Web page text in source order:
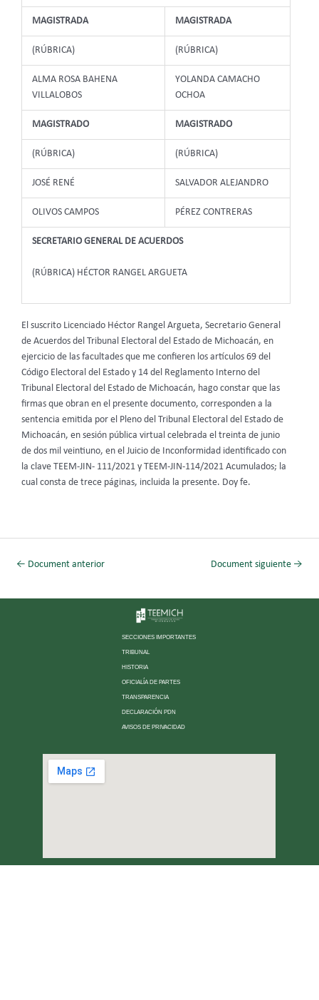
MAGISTRADA MAGISTRADA
(RÚBRICA) (RÚBRICA)
ALMA ROSA BAHENA
VILLALOBOS
YOLANDA CAMACHO
OCHOA
MAGISTRADO MAGISTRADO
(RÚBRICA) (RÚBRICA)
JOSÉ RENÉ SALVADOR ALEJANDRO
OLIVOS CAMPOS PÉREZ CONTRERAS
SECRETARIO GENERAL DE ACUERDOS
(RÚBRICA) HÉCTOR RANGEL ARGUETA
El suscrito Licenciado Héctor Rangel Argueta, Secretario General
de Acuerdos del Tribunal Electoral del Estado de Michoacán, en
ejercicio de las facultades que me confieren los artículos 69 del
Código Electoral del Estado y 14 del Reglamento Interno del
Tribunal Electoral del Estado de Michoacán, hago constar que las
firmas que obran en el presente documento, corresponden a la
sentencia emitida por el Pleno del Tribunal Electoral del Estado de
Michoacán, en sesión pública virtual celebrada el treinta de junio
de dos mil veintiuno, en el Juicio de Inconformidad identificado con
la clave TEEM-JIN- 111/2021 y TEEM-JIN-114/2021 Acumulados; la
cual consta de trece páginas, incluida la presente. Doy fe.
← Document anterior Document siguiente →
SECCIONES IMPORTANTES
TRIBUNAL
HISTORIA
OFICIALÍA DE PARTES
TRANSPARENCIA
DECLARACIÓN PDN
AVISOS DE PRIVACIDAD